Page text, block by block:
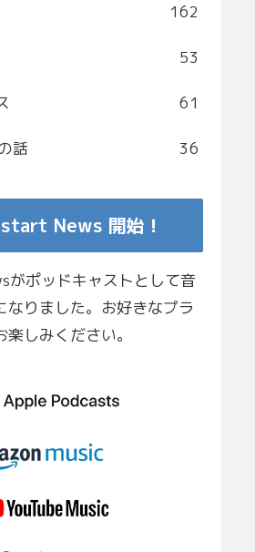
162
53
61
話 36
News 開始！
ポッドキャストとして音
なりました。お好きなプラ
しみください。